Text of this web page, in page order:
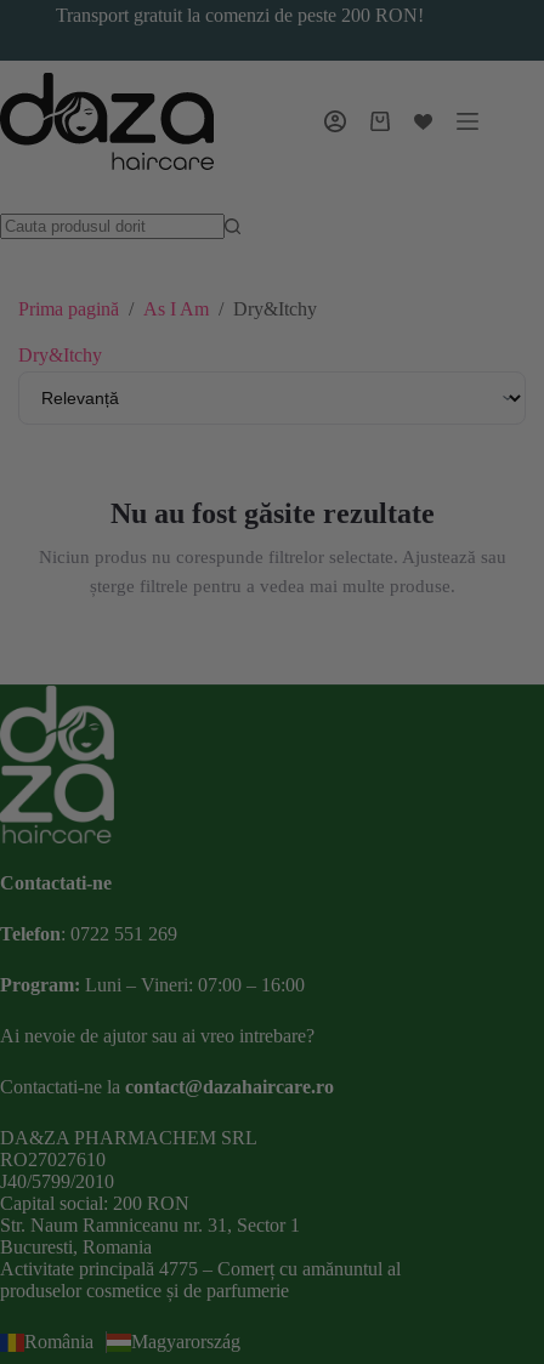
Transport gratuit la comenzi de peste 200 RON!
Coș
Prima pagină / As I Am / Dry&Itchy
Dry&Itchy
Nu au fost găsite rezultate
Niciun produs nu corespunde filtrelor selectate. Ajustează sau
șterge filtrele pentru a vedea mai multe produse.
Contactati-ne
Telefon: 0722 551 269
Program: Luni – Vineri: 07:00 – 16:00
Ai nevoie de ajutor sau ai vreo intrebare?
Contactati-ne la contact@dazahaircare.ro
DA&ZA PHARMACHEM SRL
RO27027610
J40/5799/2010
Capital social: 200 RON
Str. Naum Ramniceanu nr. 31, Sector 1
Bucuresti, Romania
Activitate principală 4775 – Comerț cu amănuntul al
produselor cosmetice și de parfumerie
România
Magyarország